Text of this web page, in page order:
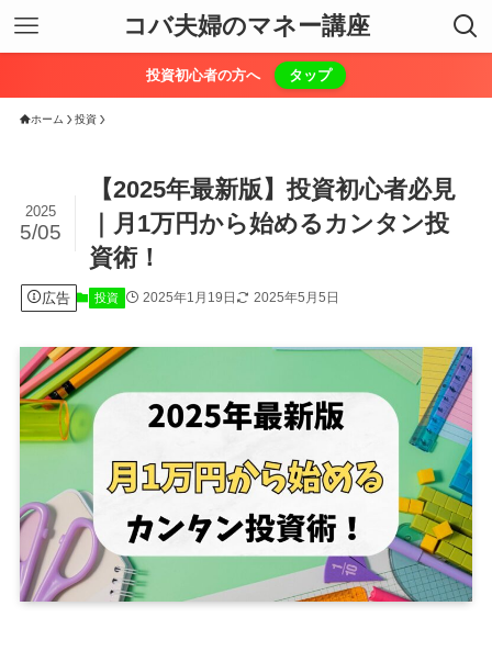
コバ夫婦のマネー講座
投資初心者の方へ タップ
ホーム 投資
【2025年最新版】投資初心者必見
｜月1万円から始めるカンタン投
資術！
2025
5/05
広告 投資 2025年1月19日 2025年5月5日